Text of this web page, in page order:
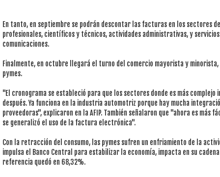
En tanto, en septiembre se podrán descontar las facturas en los sectores
profesionales, científicos y técnicos, actividades administrativas, y
comunicaciones.
Finalmente, en octubre llegará el turno del comercio mayorista y minorista,
pymes.
"El cronograma se estableció para que los sectores donde es más
después. Ya funciona en la industria automotriz porque hay mucha
proveedoras", explicaron en la AFIP. También señalaron que "ahora es más
se generalizó el uso de la factura electrónica".
Con la retracción del consumo, las pymes sufren un enfriamiento de la
impulsa el Banco Central para estabilizar la economía, impacta en su
referencia quedó en 68,32%.